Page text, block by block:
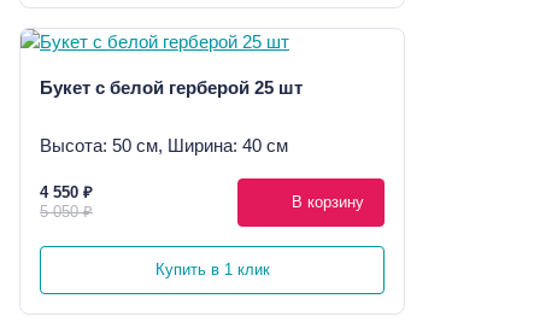
Букет с белой герберой 25 шт
Высота: 50 см, Ширина: 40 см
4 550 ₽
5 050 ₽
В корзину
Купить в 1 клик